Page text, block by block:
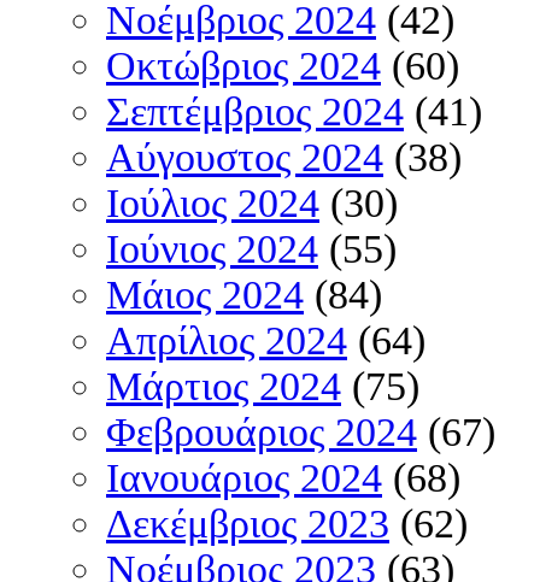
Νοέμβριος 2024 (42)
Οκτώβριος 2024 (60)
Σεπτέμβριος 2024 (41)
Αύγουστος 2024 (38)
Ιούλιος 2024 (30)
Ιούνιος 2024 (55)
Μάιος 2024 (84)
Απρίλιος 2024 (64)
Μάρτιος 2024 (75)
Φεβρουάριος 2024 (67)
Ιανουάριος 2024 (68)
Δεκέμβριος 2023 (62)
Νοέμβριος 2023 (63)